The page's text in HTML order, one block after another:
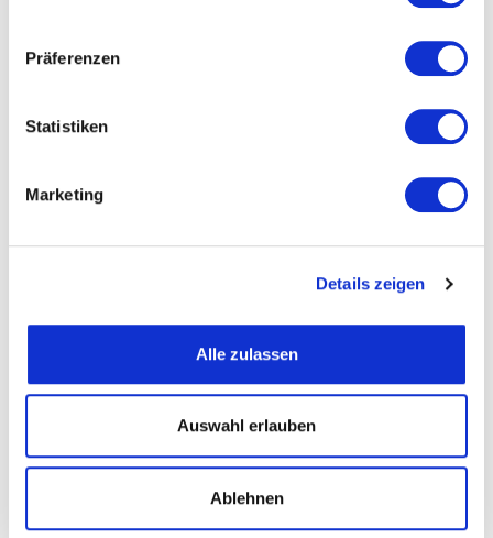
Präferenzen
Statistiken
Marketing
Details zeigen
Alle zulassen
Auswahl erlauben
Ablehnen
Straße und Nummer
Fax
Email